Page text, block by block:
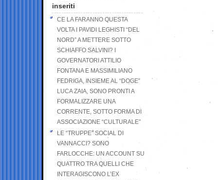
inseriti
CE LA FARANNO QUESTA
VOLTA I PAVIDI LEGHISTI “DEL
NORD” A METTERE SOTTO
SCHIAFFO SALVINI? I
GOVERNATORI ATTILIO
FONTANA E MASSIMILIANO
FEDRIGA, INSIEME AL “DOGE”
LUCA ZAIA, SONO PRONTI A
FORMALIZZARE UNA
CORRENTE, SOTTO FORMA DI
ASSOCIAZIONE “CULTURALE”
LE “TRUPPE” SOCIAL DI
VANNACCI? SONO
FARLOCCHE: UN ACCOUNT SU
QUATTRO TRA QUELLI CHE
INTERAGISCONO L’EX